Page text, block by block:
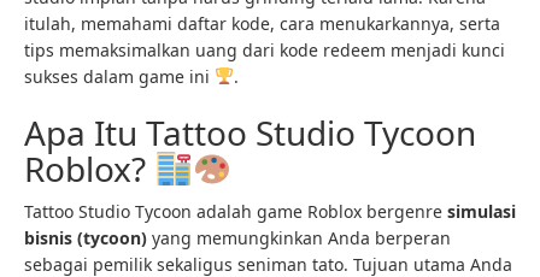
itulah, memahami daftar kode, cara menukarkannya, serta
tips memaksimalkan uang dari kode redeem menjadi kunci
sukses dalam game ini
.
Apa Itu Tattoo Studio Tycoon
Roblox?
Tattoo Studio Tycoon adalah game Roblox bergenre simulasi
bisnis (tycoon) yang memungkinkan Anda berperan
sebagai pemilik sekaligus seniman tato. Tujuan utama Anda